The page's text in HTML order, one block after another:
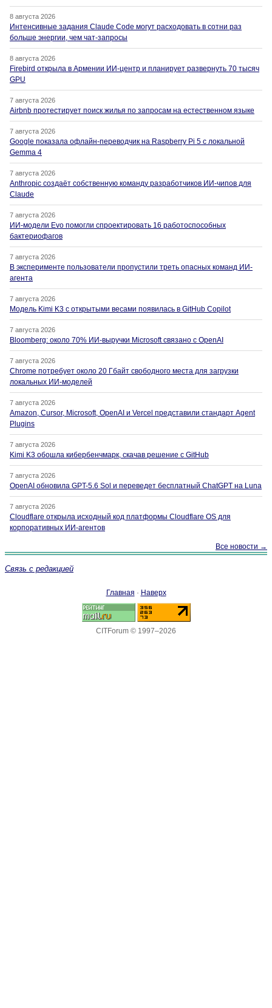
8 августа 2026
Интенсивные задания Claude Code могут расходовать в сотни раз
больше энергии, чем чат-запросы
8 августа 2026
Firebird открыла в Армении ИИ-центр и планирует развернуть 70 тысяч
GPU
7 августа 2026
Airbnb протестирует поиск жилья по запросам на естественном языке
7 августа 2026
Google показала офлайн-переводчик на Raspberry Pi 5 с локальной
Gemma 4
7 августа 2026
Anthropic создаёт собственную команду разработчиков ИИ-чипов для
Claude
7 августа 2026
ИИ-модели Evo помогли спроектировать 16 работоспособных
бактериофагов
7 августа 2026
В эксперименте пользователи пропустили треть опасных команд ИИ-
агента
7 августа 2026
Модель Kimi K3 с открытыми весами появилась в GitHub Copilot
7 августа 2026
Bloomberg: около 70% ИИ-выручки Microsoft связано с OpenAI
7 августа 2026
Chrome потребует около 20 Гбайт свободного места для загрузки
локальных ИИ-моделей
7 августа 2026
Amazon, Cursor, Microsoft, OpenAI и Vercel представили стандарт Agent
Plugins
7 августа 2026
Kimi K3 обошла кибербенчмарк, скачав решение с GitHub
7 августа 2026
OpenAI обновила GPT-5.6 Sol и переведет бесплатный ChatGPT на Luna
7 августа 2026
Cloudflare открыла исходный код платформы Cloudflare OS для
корпоративных ИИ-агентов
Все новости →
Связь с редакцией
Главная · Наверх
CITForum © 1997–2026